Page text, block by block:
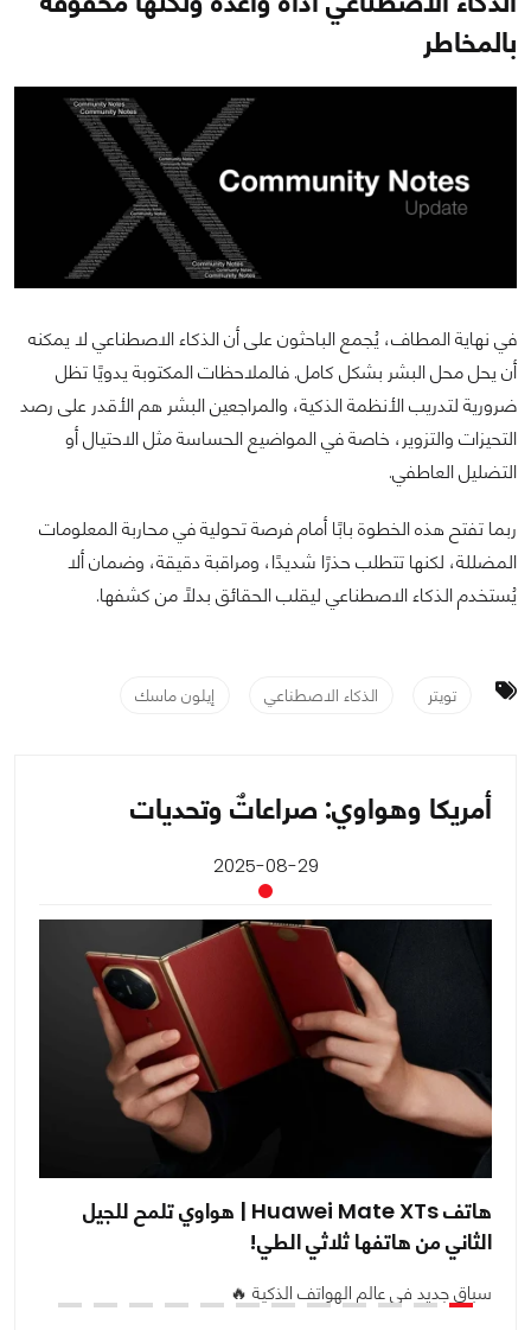
بالمخاطر
في نهاية المطاف، يُجمع الباحثون على أن الذكاء الاصطناعي لا يمكنه
أن يحل محل البشر بشكل كامل. فالملاحظات المكتوبة يدويًا تظل
ضرورية لتدريب الأنظمة الذكية، والمراجعين البشر هم الأقدر على رصد
التحيزات والتزوير، خاصة في المواضيع الحساسة مثل الاحتيال أو
التضليل العاطفي.
ربما تفتح هذه الخطوة بابًا أمام فرصة تحولية في محاربة المعلومات
المضللة، لكنها تتطلب حذرًا شديدًا، ومراقبة دقيقة، وضمان ألا
يُستخدم الذكاء الاصطناعي ليقلب الحقائق بدلاً من كشفها.
تويتر الذكاء الاصطناعي إيلون ماسك
أمريكا وهواوي: صراعاتٌ وتحديات
2025-08-29
هاتف Huawei Mate XTs | هواوي تلمح للجيل
الثاني من هاتفها ثلاثي الطي!
سباق جديد في عالم الهواتف الذكية 🔥